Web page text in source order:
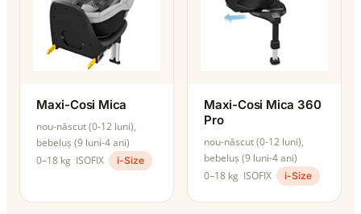
Maxi-Cosi Mica
nou-născut (0-12 luni),
bebeluș (9 luni-4 ani)
0–18 kg ISOFIX i-Size
Maxi-Cosi Mica 360
Pro
nou-născut (0-12 luni),
bebeluș (9 luni-4 ani)
0–18 kg ISOFIX i-Size